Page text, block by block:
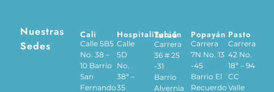
Nuestras
Sedes
Cali
Calle 5B5
No. 38 –
10 Barrio
San
Fernando
Hospitalización
Calle
5D
No.
38ª –
35
Tuluá
Carrera
36 # 25
-31
Barrio
Alvernia
Popayán
Carrera
7N No. 13
-45
Barrio El
Recuerdo
Pasto
Carrera
42 No.
18ª – 94
CC
Valle